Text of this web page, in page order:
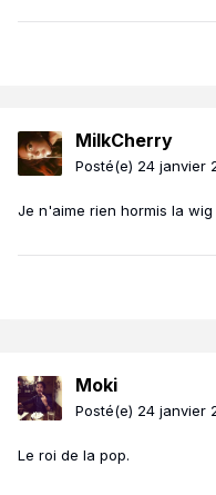
MilkCherry
Posté(e) 24 janvier
Je n'aime rien hormis la wig
Moki
Posté(e) 24 janvier
Le roi de la pop.